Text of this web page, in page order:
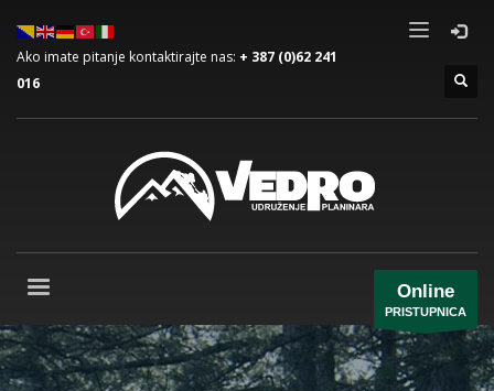
Ako imate pitanje kontaktirajte nas: + 387 (0)62 241
016
Online
PRISTUPNICA